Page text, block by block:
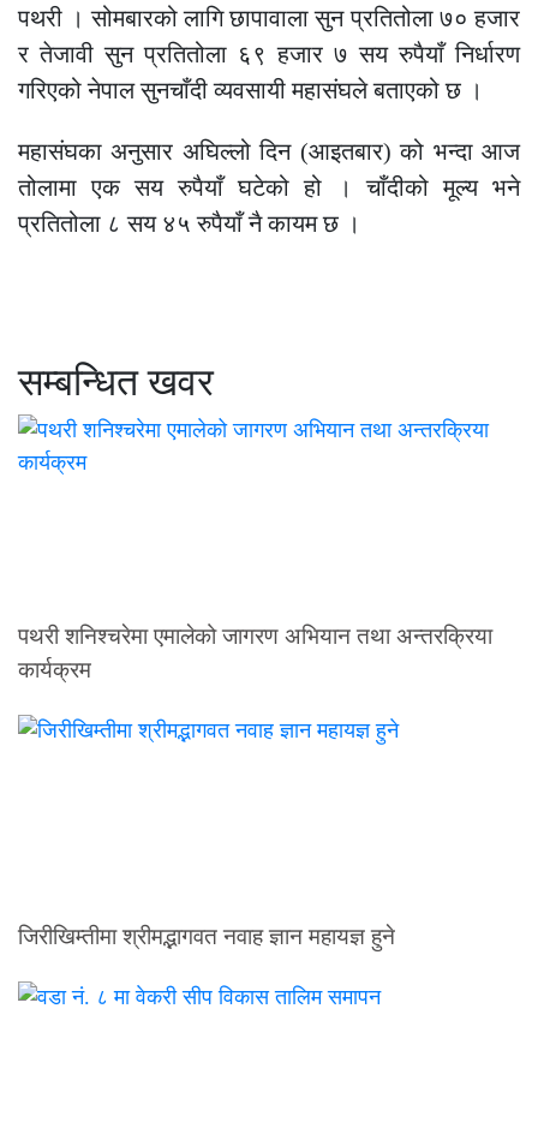
पथरी । सोमबारको लागि छापावाला सुन प्रतितोला ७० हजार
र तेजावी सुन प्रतितोला ६९ हजार ७ सय रुपैयाँ निर्धारण
गरिएको नेपाल सुनचाँदी व्यवसायी महासंघले बताएको छ ।
महासंघका अनुसार अघिल्लो दिन (आइतबार) को भन्दा आज
तोलामा एक सय रुपैयाँ घटेको हो । चाँदीको मूल्य भने
प्रतितोला ८ सय ४५ रुपैयाँ नै कायम छ ।
सम्बन्धित खवर
पथरी शनिश्चरेमा एमालेको जागरण अभियान तथा अन्तरक्रिया
कार्यक्रम
जिरीखिम्तीमा श्रीमद्भागवत नवाह ज्ञान महायज्ञ हुने